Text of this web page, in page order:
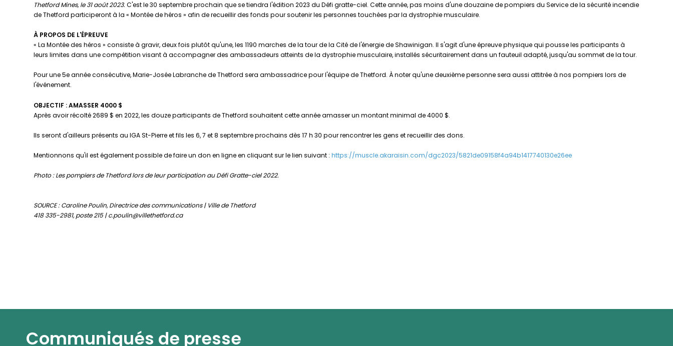
Thetford Mines, le 31 août 2023. C'est le 30 septembre prochain que se tiendra l'édition 2023 du Défi gratte-ciel. Cette année, pas moins d'une douzaine de pompiers du Service de la sécurité incendie
de Thetford participeront à la « Montée de héros » afin de recueillir des fonds pour soutenir les personnes touchées par la dystrophie musculaire.
À PROPOS DE L'ÉPREUVE
« La Montée des héros » consiste à gravir, deux fois plutôt qu'une, les 1190 marches de la tour de la Cité de l'énergie de Shawinigan. Il s'agit d'une épreuve physique qui pousse les participants à
leurs limites dans une compétition visant à accompagner des ambassadeurs atteints de la dystrophie musculaire, installés sécuritairement dans un fauteuil adapté, jusqu'au sommet de la tour.
Pour une 5e année consécutive, Marie-Josée Labranche de Thetford sera ambassadrice pour l'équipe de Thetford. À noter qu'une deuxième personne sera aussi attitrée à nos pompiers lors de
l'événement.
OBJECTIF : AMASSER 4000 $
Après avoir récolté 2689 $ en 2022, les douze participants de Thetford souhaitent cette année amasser un montant minimal de 4000 $.
Ils seront d'ailleurs présents au IGA St-Pierre et fils les 6, 7 et 8 septembre prochains dès 17 h 30 pour rencontrer les gens et recueillir des dons.
Mentionnons qu'il est également possible de faire un don en ligne en cliquant sur le lien suivant :https://muscle.akaraisin.com/dgc2023/5821de09158f4a94b1417740130e26ee
Photo : Les pompiers de Thetford lors de leur participation au Défi Gratte-ciel 2022.
SOURCE : Caroline Poulin, Directrice des communications | Ville de Thetford
418 335-2981, poste 215 | c.poulin@villethetford.ca
Communiqués de presse